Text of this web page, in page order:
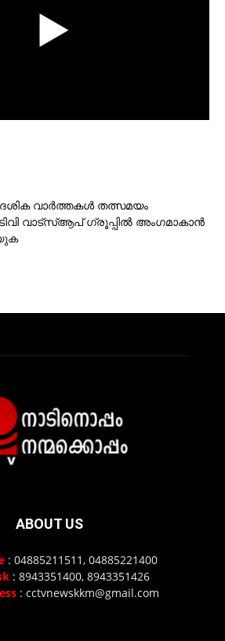
വാര്‍ത്തകള്‍ തത്സമയം
വാട്‌സ്ആപ് ഗ്രൂപ്പില്‍ അംഗമാകാന്‍
ABOUT US
: 04885211511, 04885221400
: 8943351400, 8943351426
: cctvnewskkm@gmail.com